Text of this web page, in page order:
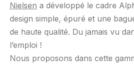
Nielsen a développé le cadre
design simple, épuré et une
de haute qualité. Du jamais vu
l’emploi !
Nous proposons dans cette